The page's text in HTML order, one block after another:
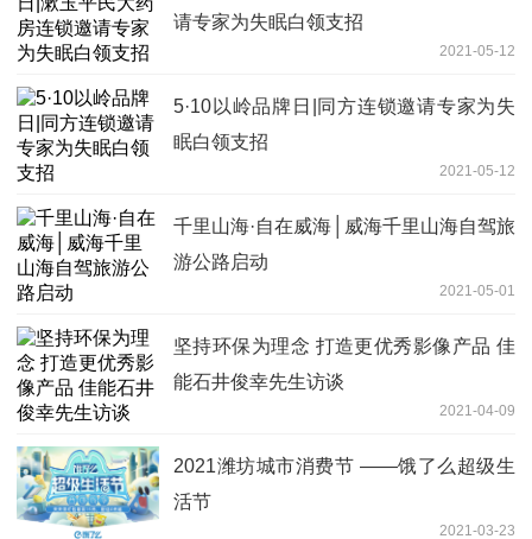
请专家为失眠白领支招
2021-05-12
5·10以岭品牌日|同方连锁邀请专家为失
眠白领支招
2021-05-12
千里山海·自在威海│威海千里山海自驾旅
游公路启动
2021-05-01
坚持环保为理念 打造更优秀影像产品 佳
能石井俊幸先生访谈
2021-04-09
2021潍坊城市消费节 ——饿了么超级生
活节
2021-03-23